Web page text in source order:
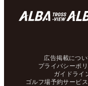
広告掲載につい
プライバシーポ
ガイドライ
ゴルフ場予約サービ